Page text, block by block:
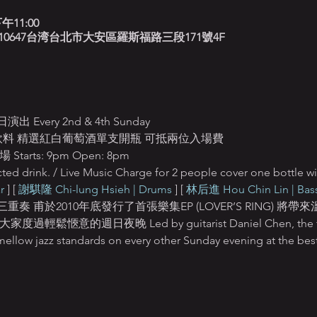
11:00
台湾台北市大安區羅斯福路三段171號4F
出 Every 2nd & 4th Sunday
精選紅白葡萄酒單支開瓶 可抵兩位入場費
Starts: 9pm Open: 8pm
drink. / Live Music Charge for 2 people cover one bottle
] [ 謝騏隆 Chi-lung Hsieh | Drums ] [ 林后進 Hou Chin Lin |
奏 甫於2010年底發行了首張樂集EP (LOVER’S RING) 將帶
家度過輕鬆愜意的週日夜晚 Led by guitarist Daniel Chen,
jazz standards on every other Sunday evening at the